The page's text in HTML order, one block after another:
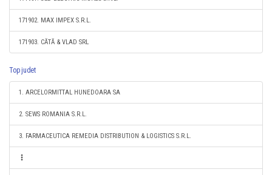
171902. MAX IMPEX S.R.L.
171903. CĂTĂ & VLAD SRL
Top judet
1. ARCELORMITTAL HUNEDOARA SA
2. SEWS ROMANIA S.R.L.
3. FARMACEUTICA REMEDIA DISTRIBUTION & LOGISTICS S.R.L.